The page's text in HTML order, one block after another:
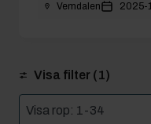
Vemdalen 2025-
Visa filter (1)